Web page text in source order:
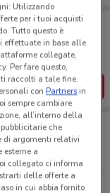
te!
vicino a te,
comodamente
Utilizzando
per i tuoi acquisti
Tutto questo è
effettuate in base alle
collegate,
Per fare questo,
raccolti a tale fine.
conPartnersin
sempre cambiare
all’interno della
che
di argomenti relativi
a
collegato ci informa
delle offerte a
in cui abbia fornito